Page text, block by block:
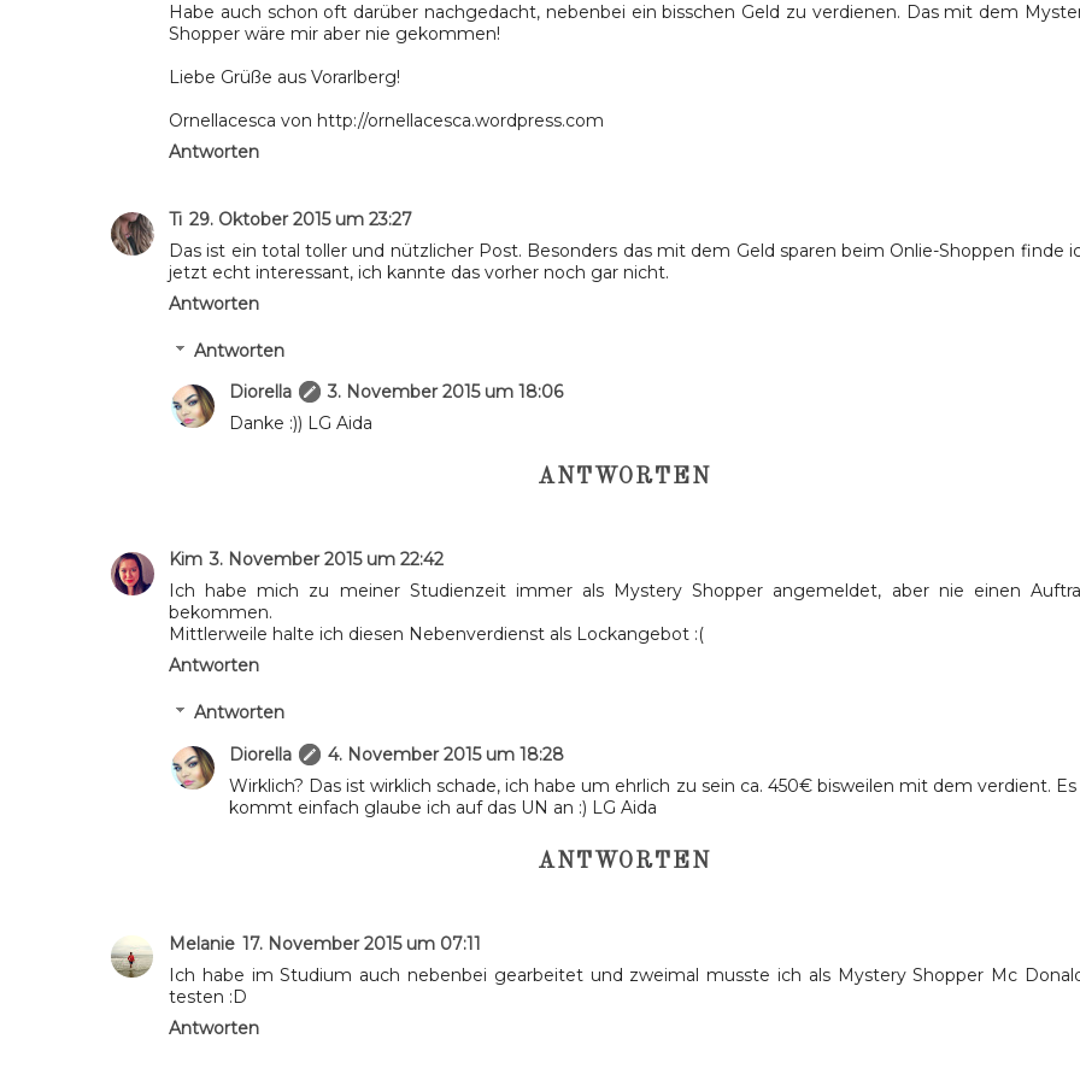
Habe auch schon oft darüber nachgedacht, nebenbei ein bisschen Geld zu verdienen. Das mit dem
Shopper wäre mir aber nie gekommen!
Liebe Grüße aus Vorarlberg!
Ornellacesca von http://ornellacesca.wordpress.com
Antworten
Ti 29. Oktober 2015 um 23:27
Das ist ein total toller und nützlicher Post. Besonders das mit dem Geld sparen beim Onlie-Shoppen finde
jetzt echt interessant, ich kannte das vorher noch gar nicht.
Antworten
Antworten
Diorella
3. November 2015 um 18:06
Danke :)) LG Aida
ANTWORTEN
Kim 3. November 2015 um 22:42
Ich habe mich zu meiner Studienzeit immer als Mystery Shopper angemeldet, aber nie einen
bekommen.
Mittlerweile halte ich diesen Nebenverdienst als Lockangebot :(
Antworten
Antworten
Diorella
4. November 2015 um 18:28
Wirklich? Das ist wirklich schade, ich habe um ehrlich zu sein ca. 450€ bisweilen mit dem verdient. Es
kommt einfach glaube ich auf das UN an :) LG Aida
ANTWORTEN
Melanie 17. November 2015 um 07:11
Ich habe im Studium auch nebenbei gearbeitet und zweimal musste ich als Mystery Shopper Mc
testen :D
Antworten